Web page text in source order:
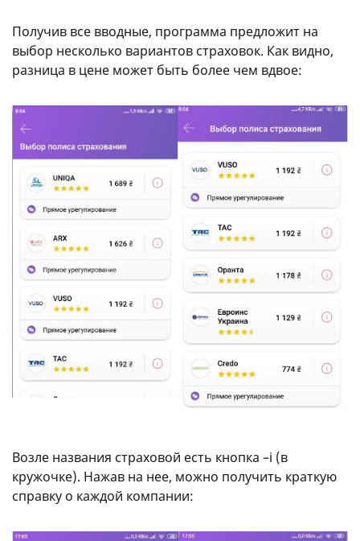
Получив все вводные, программа предложит на
выбор несколько вариантов страховок. Как видно,
разница в цене может быть более чем вдвое:
Возле названия страховой есть кнопка –ℹ (в
кружочке). Нажав на нее, можно получить краткую
справку о каждой компании: